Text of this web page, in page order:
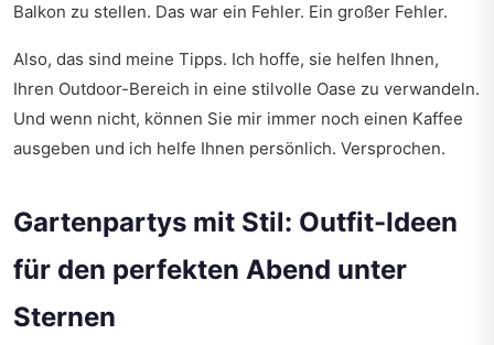
Balkon zu stellen. Das war ein Fehler. Ein großer Fehler.
Also, das sind meine Tipps. Ich hoffe, sie helfen Ihnen,
Ihren Outdoor-Bereich in eine stilvolle Oase zu verwandeln.
Und wenn nicht, können Sie mir immer noch einen Kaffee
ausgeben und ich helfe Ihnen persönlich. Versprochen.
Gartenpartys mit Stil: Outfit-Ideen
für den perfekten Abend unter
Sternen